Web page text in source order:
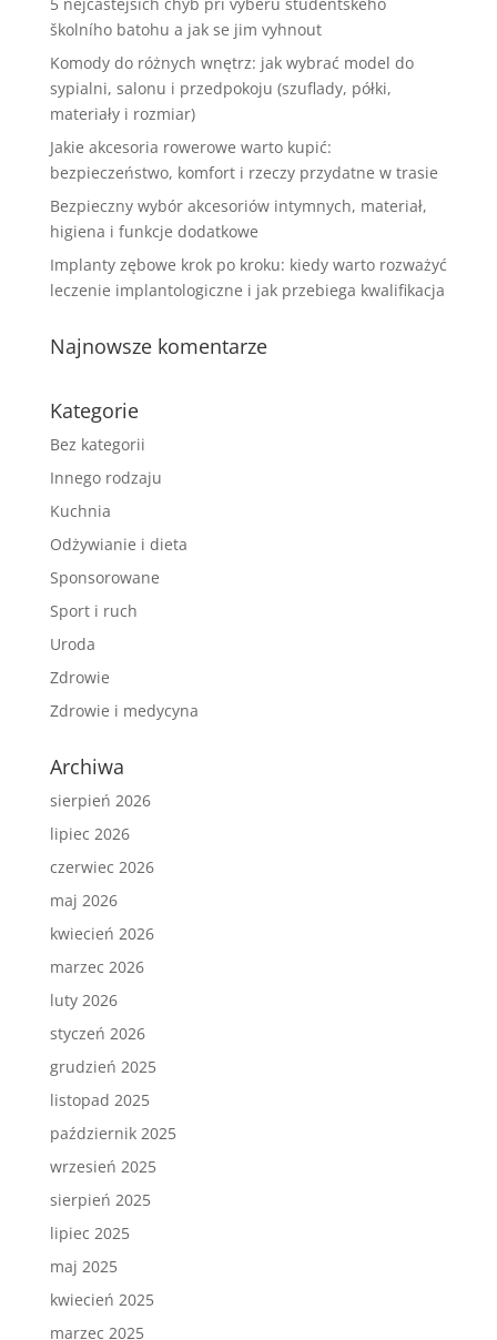
školního batohu a jak se jim vyhnout
Komody do różnych wnętrz: jak wybrać model do
sypialni, salonu i przedpokoju (szuflady, półki,
materiały i rozmiar)
Jakie akcesoria rowerowe warto kupić:
bezpieczeństwo, komfort i rzeczy przydatne w trasie
Bezpieczny wybór akcesoriów intymnych, materiał,
higiena i funkcje dodatkowe
Implanty zębowe krok po kroku: kiedy warto rozważyć
leczenie implantologiczne i jak przebiega kwalifikacja
Najnowsze komentarze
Kategorie
Bez kategorii
Innego rodzaju
Kuchnia
Odżywianie i dieta
Sponsorowane
Sport i ruch
Uroda
Zdrowie
Zdrowie i medycyna
Archiwa
sierpień 2026
lipiec 2026
czerwiec 2026
maj 2026
kwiecień 2026
marzec 2026
luty 2026
styczeń 2026
grudzień 2025
listopad 2025
październik 2025
wrzesień 2025
sierpień 2025
lipiec 2025
maj 2025
kwiecień 2025
marzec 2025